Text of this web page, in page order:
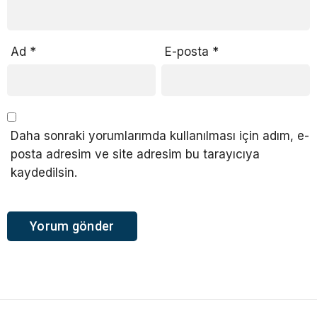
Ad * E-posta *
Daha sonraki yorumlarımda kullanılması için adım, e-
posta adresim ve site adresim bu tarayıcıya
kaydedilsin.